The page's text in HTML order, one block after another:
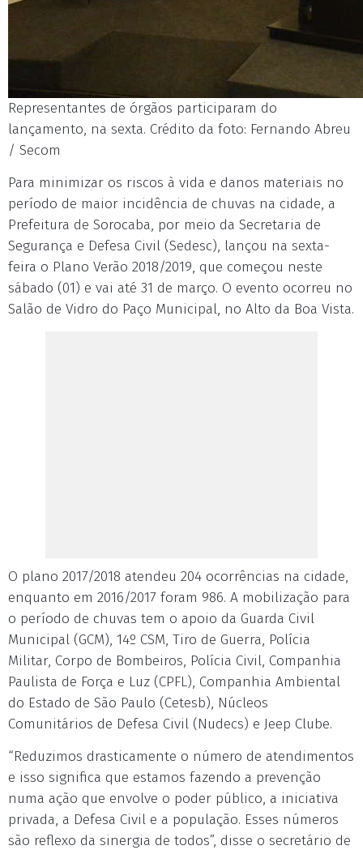
Representantes de órgãos participaram do
lançamento, na sexta. Crédito da foto: Fernando Abreu
/ Secom
Para minimizar os riscos à vida e danos materiais no
período de maior incidência de chuvas na cidade, a
Prefeitura de Sorocaba, por meio da Secretaria de
Segurança e Defesa Civil (Sedesc), lançou na sexta-
feira o Plano Verão 2018/2019, que começou neste
sábado (01) e vai até 31 de março. O evento ocorreu no
Salão de Vidro do Paço Municipal, no Alto da Boa Vista.
O plano 2017/2018 atendeu 204 ocorrências na cidade,
enquanto em 2016/2017 foram 986. A mobilização para
o período de chuvas tem o apoio da Guarda Civil
Municipal (GCM), 14º CSM, Tiro de Guerra, Polícia
Militar, Corpo de Bombeiros, Polícia Civil, Companhia
Paulista de Força e Luz (CPFL), Companhia Ambiental
do Estado de São Paulo (Cetesb), Núcleos
Comunitários de Defesa Civil (Nudecs) e Jeep Clube.
“Reduzimos drasticamente o número de atendimentos
e isso significa que estamos fazendo a prevenção
numa ação que envolve o poder público, a iniciativa
privada, a Defesa Civil e a população. Esses números
são reflexo da sinergia de todos”, disse o secretário de